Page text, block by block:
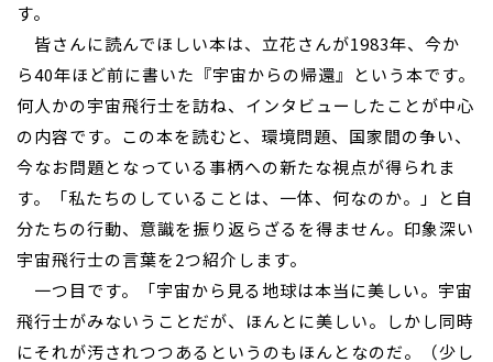
す。
皆さんに読んでほしい本は、立花さんが1983年、今か
ら40年ほど前に書いた『宇宙からの帰還』という本です。
何人かの宇宙飛行士を訪ね、インタビューしたことが中心
の内容です。この本を読むと、環境問題、国家間の争い、
今なお問題となっている事柄への新たな視点が得られま
す。「私たちのしていることは、一体、何なのか。」と自
分たちの行動、意識を振り返らざるを得ません。印象深い
宇宙飛行士の言葉を2つ紹介します。
一つ目です。「宇宙から見る地球は本当に美しい。宇宙
飛行士がみないうことだが、ほんとに美しい。しかし同時
にそれが汚されつつあるというのもほんとなのだ。（少し